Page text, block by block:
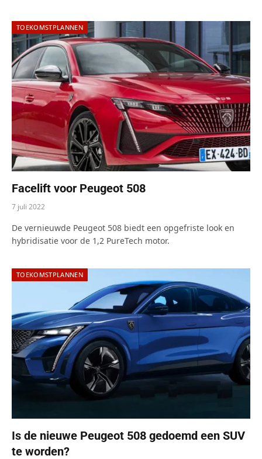
TOEKOMSTPLANNEN
Facelift voor Peugeot 508
7 juli 2022
De vernieuwde Peugeot 508 biedt een opgefriste look en
hybridisatie voor de 1,2 PureTech motor.
TOEKOMSTPLANNEN
Is de nieuwe Peugeot 508 gedoemd een SUV
te worden?